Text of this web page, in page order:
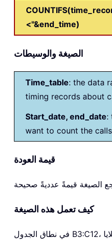
<"&end_time)
الصيغة والوسيطات
Time_table: the data
timing records about
Start_date, end_date:
want to count the
قيمة العودة
كيف تعمل هذه الصيغة
في نطاق الجدول B3:C12، تحتوي الخلايا B3:B12 على الوقت